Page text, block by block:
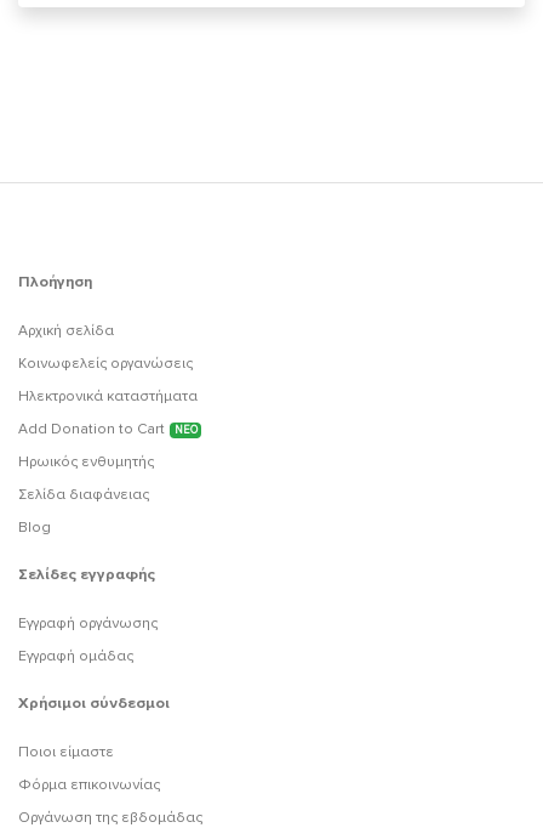
Πλοήγηση
Αρχική σελίδα
Κοινωφελείς οργανώσεις
Ηλεκτρονικά καταστήματα
Add Donation to Cart
ΝΕΟ
Ηρωικός ενθυμητής
Σελίδα διαφάνειας
Blog
Σελίδες εγγραφής
Εγγραφή οργάνωσης
Εγγραφή ομάδας
Χρήσιμοι σύνδεσμοι
Ποιοι είμαστε
Φόρμα επικοινωνίας
Οργάνωση της εβδομάδας